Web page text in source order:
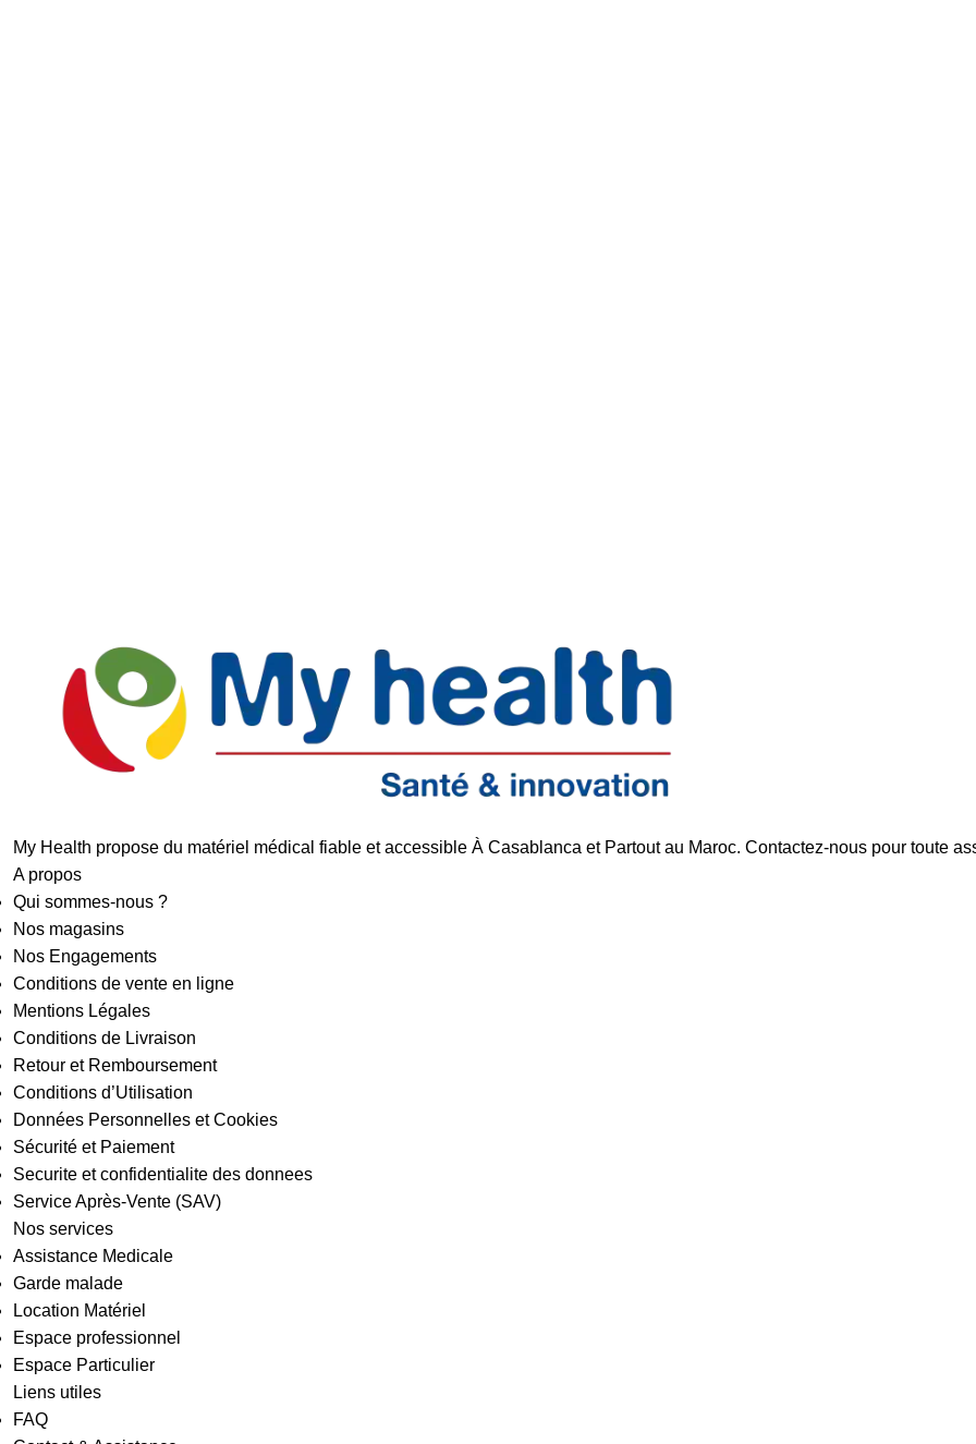
My Health propose du matériel médical fiable et accessible À Casablanca et Partout au Maroc. Contactez-nous pour toute
A propos
Qui sommes-nous ?
Nos magasins
Nos Engagements
Conditions de vente en ligne
Mentions Légales
Conditions de Livraison
Retour et Remboursement
Conditions d’Utilisation
Données Personnelles et Cookies
Sécurité et Paiement
Securite et confidentialite des donnees
Service Après-Vente (SAV)
Nos services
Assistance Medicale
Garde malade
Location Matériel
Espace professionnel
Espace Particulier
Liens utiles
FAQ